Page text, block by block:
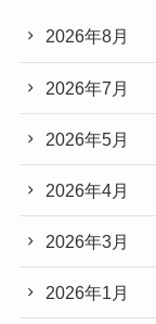
2026年8月
2026年7月
2026年5月
2026年4月
2026年3月
2026年1月